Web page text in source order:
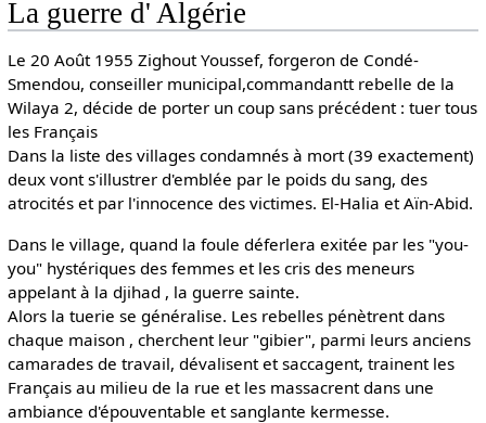
La guerre d' Algérie
Le 20 Août 1955 Zighout Youssef, forgeron de Condé-
Smendou, conseiller municipal,commandantt rebelle de la
Wilaya 2, décide de porter un coup sans précédent : tuer tous
les Français
Dans la liste des villages condamnés à mort (39 exactement)
deux vont s'illustrer d'emblée par le poids du sang, des
atrocités et par l'innocence des victimes. El-Halia et Aïn-Abid.
Dans le village, quand la foule déferlera exitée par les "you-
you" hystériques des femmes et les cris des meneurs
appelant à la djihad , la guerre sainte.
Alors la tuerie se généralise. Les rebelles pénètrent dans
chaque maison , cherchent leur "gibier", parmi leurs anciens
camarades de travail, dévalisent et saccagent, trainent les
Français au milieu de la rue et les massacrent dans une
ambiance d'épouventable et sanglante kermesse.